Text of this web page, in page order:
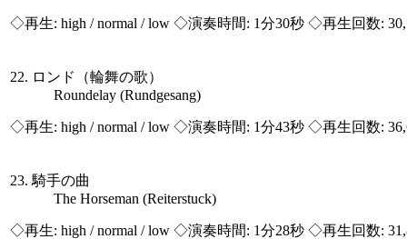
◇再生: high / normal / low ◇演奏時間: 1分30秒 ◇再生回数:
22. ロンド（輪舞の歌）
Roundelay (Rundgesang)
◇再生: high / normal / low ◇演奏時間: 1分43秒 ◇再生回数:
23. 騎手の曲
The Horseman (Reiterstuck)
◇再生: high / normal / low ◇演奏時間: 1分28秒 ◇再生回数: